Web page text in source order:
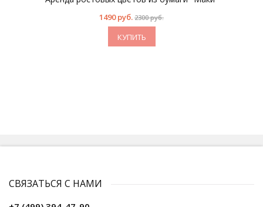
1490 руб. 2300 руб.
КУПИТЬ
СВЯЗАТЬСЯ С НАМИ